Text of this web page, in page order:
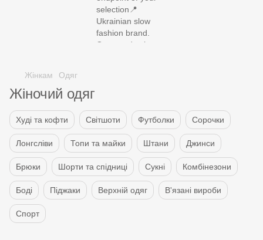
SUMMER SALE UP TO -60%
Жінкам Одяг
Жіночий одяг
Худі та кофти Світшоти Футболки Сорочки
Лонгсліви Топи та майки Штани Джинси
Брюки Шорти та спідниці Сукні Комбінезони
Боді Піджаки Верхній одяг В'язані вироби
Спорт